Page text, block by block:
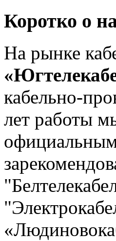
Коротко о
На рынке
кабельно-
лет работы